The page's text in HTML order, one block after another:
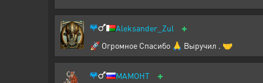
Aleksander_Zul +
🚀 Огромное Спасибо 🙏 Выручил . 🤝
MAMOHT +